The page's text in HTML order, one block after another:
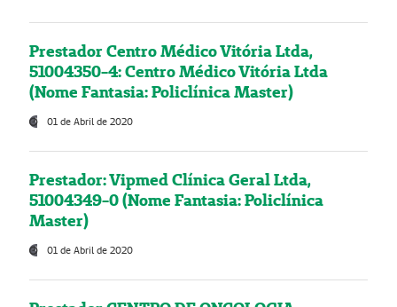
Prestador Centro Médico Vitória Ltda,
51004350-4: Centro Médico Vitória Ltda
(Nome Fantasia: Policlínica Master)
01 de Abril de 2020
Prestador: Vipmed Clínica Geral Ltda,
51004349-0 (Nome Fantasia: Policlínica
Master)
01 de Abril de 2020